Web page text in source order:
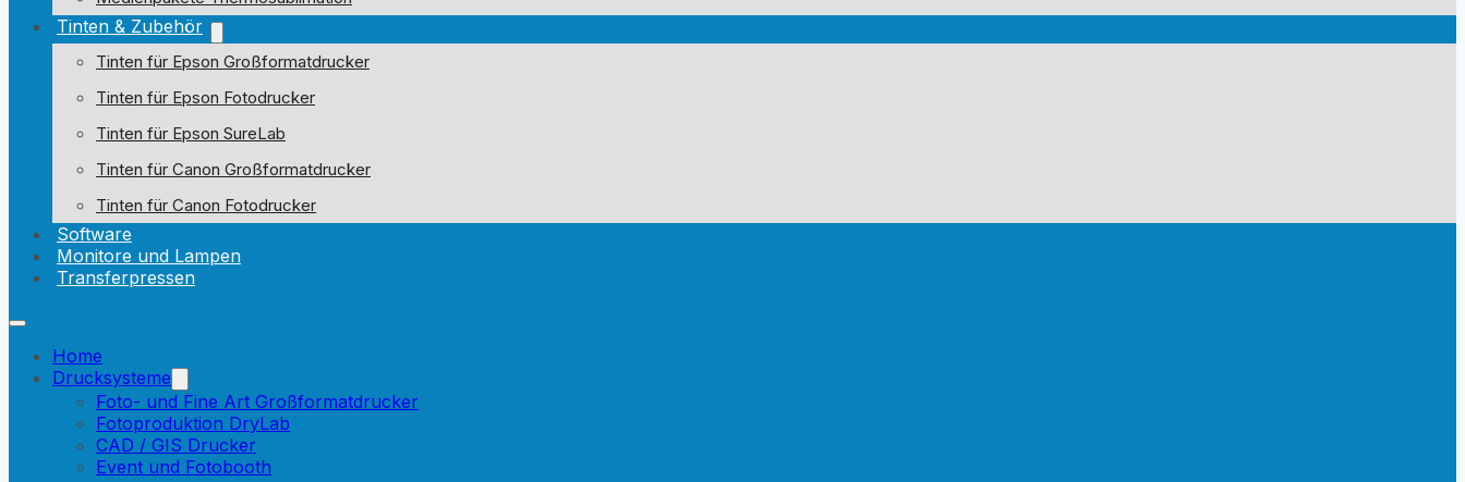
Tinten & Zubehör
Tinten für Epson Großformatdrucker
Tinten für Epson Fotodrucker
Tinten für Epson SureLab
Tinten für Canon Großformatdrucker
Tinten für Canon Fotodrucker
Software
Monitore und Lampen
Transferpressen
Home
Drucksysteme
Foto- und Fine Art Großformatdrucker
Fotoproduktion DryLab
CAD / GIS Drucker
Event und Fotobooth